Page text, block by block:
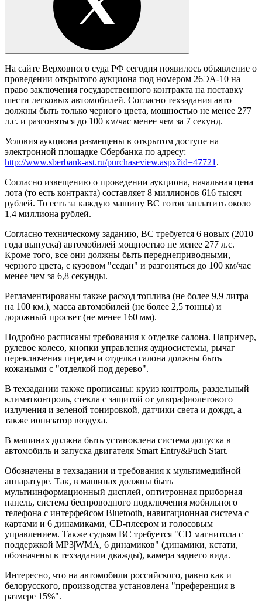
На сайте Верховного суда РФ сегодня появилось объявление о
проведении открытого аукциона под номером 26ЭА-10 на
право заключения государственного контракта на поставку
шести легковых автомобилей. Согласно техзадания авто
должны быть только черного цвета, мощностью не менее 277
л.с. и разгоняться до 100 км/час менее чем за 7 секунд.
Условия аукциона размещены в открытом доступе на
электронной площадке Сбербанка по адресу:
http://www.sberbank-ast.ru/purchaseview.aspx?id=47721 .
Согласно извещению о проведении аукциона, начальная цена
лота (то есть контракта) составляет 8 миллионов 616 тысяч
рублей. То есть за каждую машину ВС готов заплатить около
1,4 миллиона рублей.
Согласно техническому заданию, ВС требуется 6 новых (2010
года выпуска) автомобилей мощностью не менее 277 л.с.
Кроме того, все они должны быть переднеприводными,
черного цвета, с кузовом "седан" и разгоняться до 100 км/час
менее чем за 6,8 секунды.
Регламентированы также расход топлива (не более 9,9 литра
на 100 км.), масса автомобилей (не более 2,5 тонны) и
дорожный просвет (не менее 160 мм).
Подробно расписаны требования к отделке салона. Например,
рулевое колесо, кнопки управления аудиосистемы, рычаг
переключения передач и отделка салона должны быть
кожаными с "отделкой под дерево".
В техзадании также прописаны: круиз контроль, раздельный
климатконтроль, стекла с защитой от ультрафиолетового
излучения и зеленой тонировкой, датчики света и дождя, а
также ионизатор воздуха.
В машинах должна быть установлена система допуска в
автомобиль и запуска двигателя Smart Entry&Puch Start.
Обозначены в техзадании и требования к мультимедийной
аппаратуре. Так, в машинах должны быть
мультиинформационный дисплей, оптитронная приборная
панель, система беспроводного подключения мобильного
телефона с интерфейсом Bluetooth, навигационная система с
картами и 6 динамиками, CD-плеером и голосовым
управлением. Также судьям ВС требуется "CD магнитола с
поддержкой MP3|WMA, 6 динамиков" (динамики, кстати,
обозначены в техзадании дважды), камера заднего вида.
Интересно, что на автомобили российского, равно как и
белорусского, производства установлена "преференция в
размере 15%".